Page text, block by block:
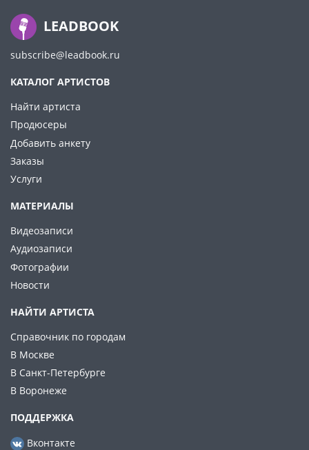
LEADBOOK
subscribe@leadbook.ru
КАТАЛОГ АРТИСТОВ
Найти артиста
Продюсеры
Добавить анкету
Заказы
Услуги
МАТЕРИАЛЫ
Видеозаписи
Аудиозаписи
Фотографии
Новости
НАЙТИ АРТИСТА
Справочник по городам
В Москве
В Санкт-Петербурге
В Воронеже
ПОДДЕРЖКА
Вконтакте